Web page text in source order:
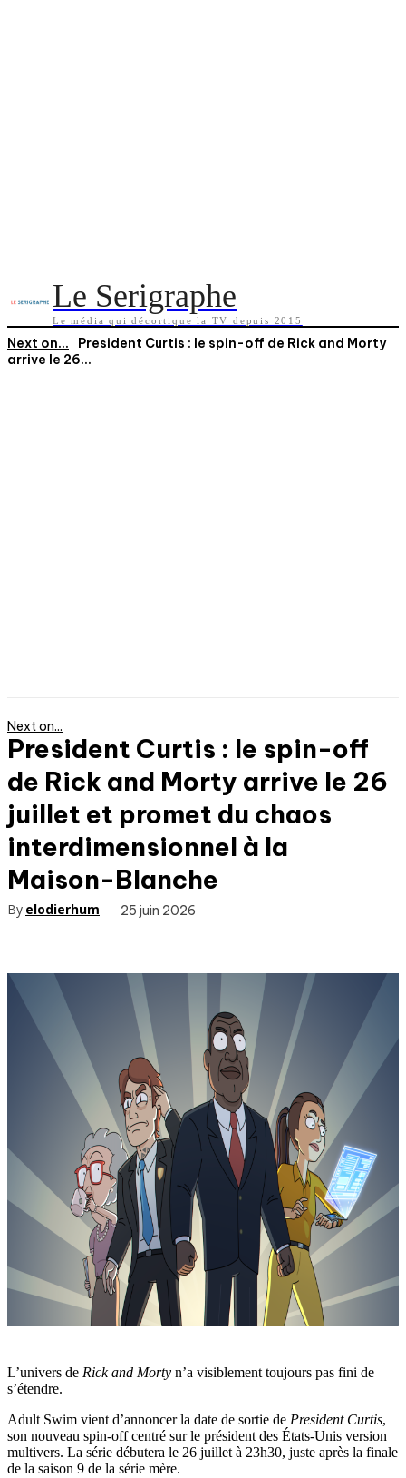
Le Serigraphe
Le média qui décortique la TV depuis 2015
Next on...
President Curtis : le spin-off de Rick and Morty
arrive le 26...
Next on...
President Curtis : le spin-off
de Rick and Morty arrive le 26
juillet et promet du chaos
interdimensionnel à la
Maison-Blanche
By elodierhum 25 juin 2026
L’univers de Rick and Morty n’a visiblement toujours pas fini de
s’étendre.
Adult Swim vient d’annoncer la date de sortie de President Curtis,
son nouveau spin-off centré sur le président des États-Unis version
multivers. La série débutera le 26 juillet à 23h30, juste après la finale
de la saison 9 de la série mère.